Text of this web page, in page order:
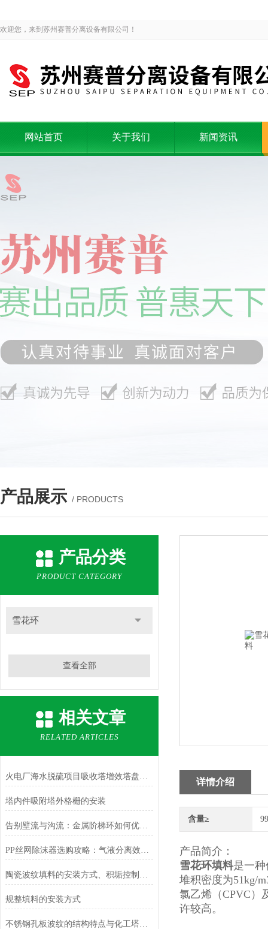
欢迎您，来到苏州赛普分离设备有限公司！
网站首页 关于我们 新闻资讯
产品展示 / PRODUCTS
产品分类
PRODUCT CATEGORY
雪花环
查看全部
相关文章
RELATED ARTICLES
火电厂海水脱硫项目吸收塔增效塔盘（规整填料）
塔内件吸附塔外格栅的安装
告别壁流与沟流：金属阶梯环如何优化塔内气液分布均匀性？
PP丝网除沫器选购攻略：气液分离效果与选型技巧详解
陶瓷波纹填料的安装方式、积垢控制与清洗维护方法
规整填料的安装方式
不锈钢孔板波纹的结构特点与化工塔内件应用
详情介绍
含量≥
产品简介：
雪花环填料是一种
堆积密度为51kg/
氯乙烯（CPVC）
许较高。